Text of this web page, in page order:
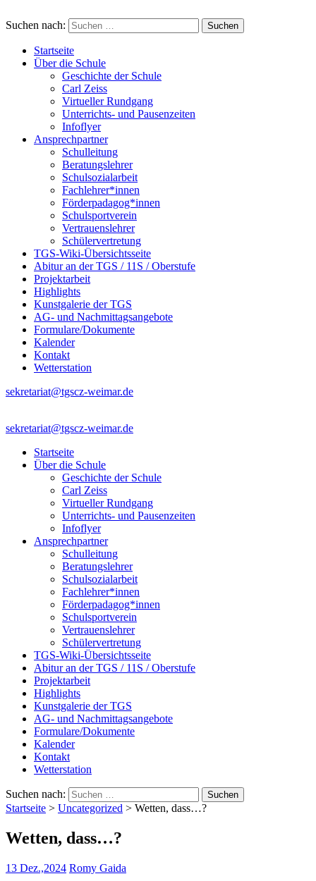
Suchen nach:
Startseite
Über die Schule
Geschichte der Schule
Carl Zeiss
Virtueller Rundgang
Unterrichts- und Pausenzeiten
Infoflyer
Ansprechpartner
Schulleitung
Beratungslehrer
Schulsozialarbeit
Fachlehrer*innen
Förderpadagog*innen
Schulsportverein
Vertrauenslehrer
Schülervertretung
TGS-Wiki-Übersichtsseite
Abitur an der TGS / 11S / Oberstufe
Projektarbeit
Highlights
Kunstgalerie der TGS
AG- und Nachmittagsangebote
Formulare/Dokumente
Kalender
Kontakt
Wetterstation
sekretariat@tgscz-weimar.de
sekretariat@tgscz-weimar.de
Startseite
Über die Schule
Geschichte der Schule
Carl Zeiss
Virtueller Rundgang
Unterrichts- und Pausenzeiten
Infoflyer
Ansprechpartner
Schulleitung
Beratungslehrer
Schulsozialarbeit
Fachlehrer*innen
Förderpadagog*innen
Schulsportverein
Vertrauenslehrer
Schülervertretung
TGS-Wiki-Übersichtsseite
Abitur an der TGS / 11S / Oberstufe
Projektarbeit
Highlights
Kunstgalerie der TGS
AG- und Nachmittagsangebote
Formulare/Dokumente
Kalender
Kontakt
Wetterstation
Suchen nach:
Startseite > Uncategorized > Wetten, dass…?
Wetten, dass…?
13 Dez.,2024 Romy Gaida